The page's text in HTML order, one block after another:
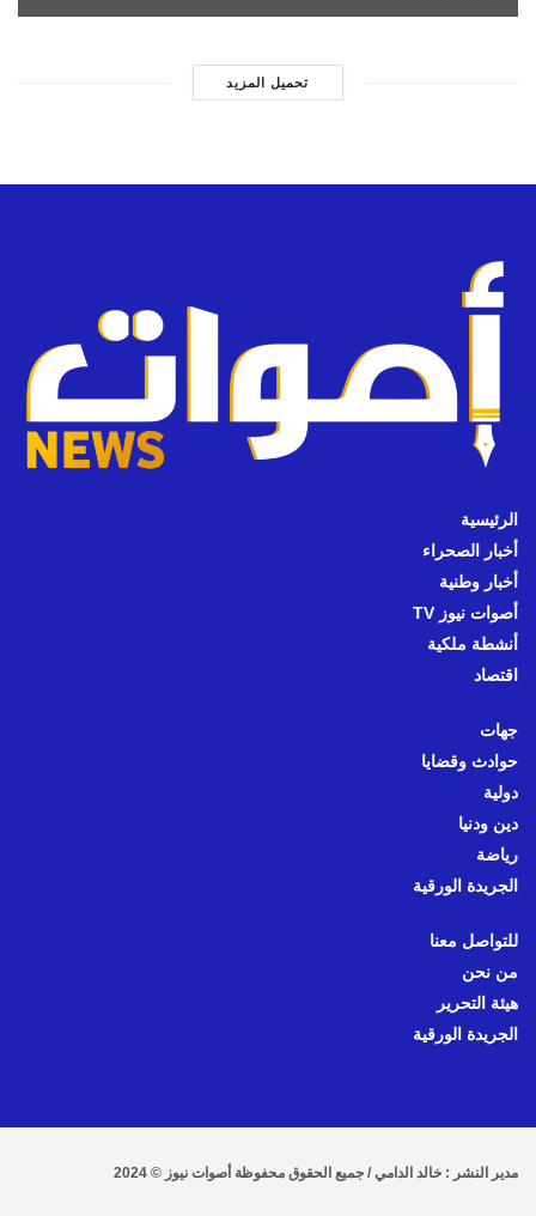
تحميل المزيد
الرئيسية
أخبار الصحراء
أخبار وطنية
أصوات نيوز TV
أنشطة ملكية
اقتصاد
جهات
حوادث وقضايا
دولية
دين ودنيا
رياضة
الجريدة الورقية
للتواصل معنا
من نحن
هيئة التحرير
الجريدة الورقية
مدير النشر : خالد الدامي / جميع الحقوق محفوظة أصوات نيوز © 2024